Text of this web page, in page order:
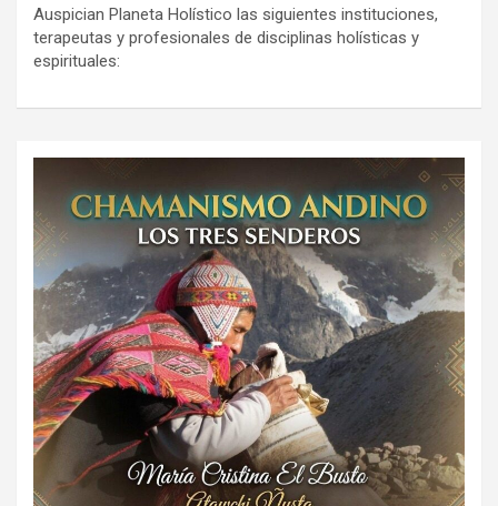
Auspician Planeta Holístico las siguientes instituciones,
terapeutas y profesionales de disciplinas holísticas y
espirituales: